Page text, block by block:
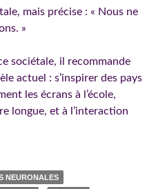
mais précise : « Nous ne
»
sociétale, il recommande
actuel : s’inspirer des pays
les écrans à l’école,
longue, et à l’interaction
NEURONALES